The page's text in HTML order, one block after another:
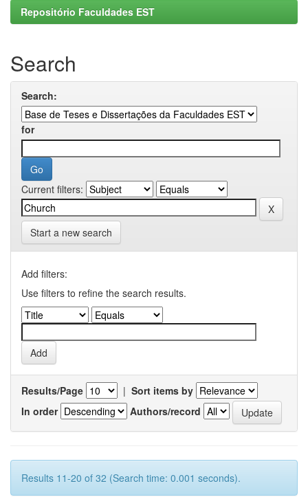
Repositório Faculdades EST
Search
Search:
for
Current filters:
Start a new search
Add filters:
Use filters to refine the search results.
Results/Page | Sort items by
In order
Authors/record
Results 11-20 of 32 (Search time: 0.001 seconds).